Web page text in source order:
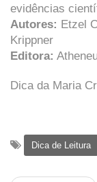
evidências
Autores: Etzel
Krippner
Editora:
Dica da Maria
Dica de Leitura